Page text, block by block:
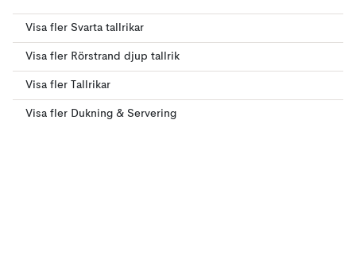
Visa fler Svarta tallrikar
Visa fler Rörstrand djup tallrik
Visa fler Tallrikar
Visa fler Dukning & Servering